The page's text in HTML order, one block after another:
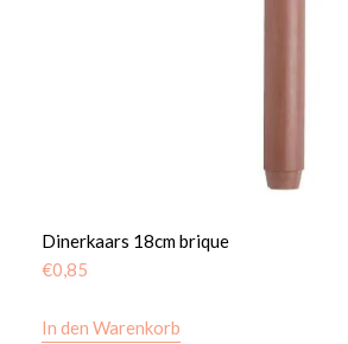
Dinerkaars 18cm brique
€0,85
In den Warenkorb